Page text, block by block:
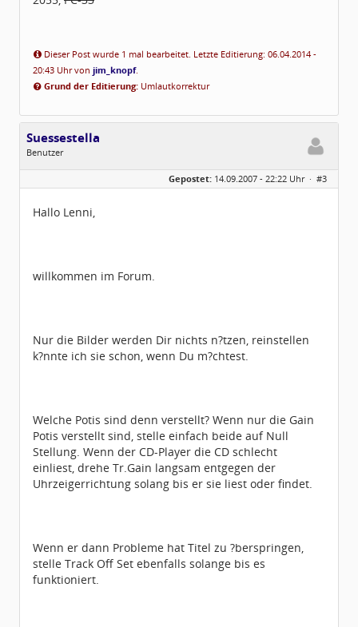
Dieser Post wurde 1 mal bearbeitet. Letzte Editierung: 06.04.2014 -
20:43 Uhr von jim_knopf.
Grund der Editierung: Umlautkorrektur
Suessestella
Benutzer
Geschlecht:
keine Angabe
Homepage:
birkmann-tuning.de
Dabei seit:
05 / 2007
Gepostet: 14.09.2007 - 22:22 Uhr · #3
Hallo Lenni,
willkommen im Forum.
Nur die Bilder werden Dir nichts n?tzen, reinstellen
k?nnte ich sie schon, wenn Du m?chtest.
Welche Potis sind denn verstellt? Wenn nur die Gain
Potis verstellt sind, stelle einfach beide auf Null
Stellung. Wenn der CD-Player die CD schlecht
einliest, drehe Tr.Gain langsam entgegen der
Uhrzeigerrichtung solang bis er sie liest oder findet.
Wenn er dann Probleme hat Titel zu ?berspringen,
stelle Track Off Set ebenfalls solange bis es
funktioniert.